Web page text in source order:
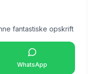
fantastiske opskrift
WhatsApp